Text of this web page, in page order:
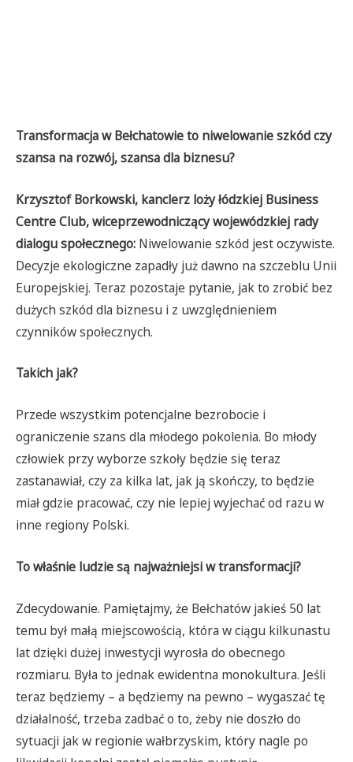
Transformacja w Bełchatowie to niwelowanie szkód czy
szansa na rozwój, szansa dla biznesu?
Krzysztof Borkowski, kanclerz loży łódzkiej Business
Centre Club, wiceprzewodniczący wojewódzkiej rady
dialogu społecznego: Niwelowanie szkód jest oczywiste.
Decyzje ekologiczne zapadły już dawno na szczeblu Unii
Europejskiej. Teraz pozostaje pytanie, jak to zrobić bez
dużych szkód dla biznesu i z uwzględnieniem
czynników społecznych.
Takich jak?
Przede wszystkim potencjalne bezrobocie i
ograniczenie szans dla młodego pokolenia. Bo młody
człowiek przy wyborze szkoły będzie się teraz
zastanawiał, czy za kilka lat, jak ją skończy, to będzie
miał gdzie pracować, czy nie lepiej wyjechać od razu w
inne regiony Polski.
To właśnie ludzie są najważniejsi w transformacji?
Zdecydowanie. Pamiętajmy, że Bełchatów jakieś 50 lat
temu był małą miejscowością, która w ciągu kilkunastu
lat dzięki dużej inwestycji wyrosła do obecnego
rozmiaru. Była to jednak ewidentna monokultura. Jeśli
teraz będziemy – a będziemy na pewno – wygaszać tę
działalność, trzeba zadbać o to, żeby nie doszło do
sytuacji jak w regionie wałbrzyskim, który nagle po